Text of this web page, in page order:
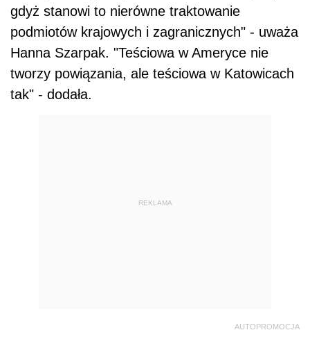
gdyż stanowi to nierówne traktowanie
podmiotów krajowych i zagranicznych" - uważa
Hanna Szarpak. "Teściowa w Ameryce nie
tworzy powiązania, ale teściowa w Katowicach
tak" - dodała.
REKLAMA
AUTOPROMOCJA